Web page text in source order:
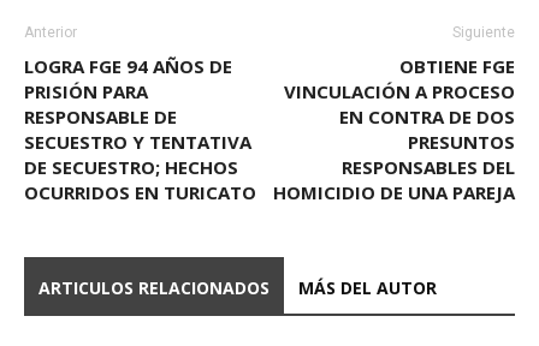
Anterior
LOGRA FGE 94 AÑOS DE
PRISIÓN PARA
RESPONSABLE DE
SECUESTRO Y TENTATIVA
DE SECUESTRO; HECHOS
OCURRIDOS EN TURICATO
Siguiente
OBTIENE FGE
VINCULACIÓN A PROCESO
EN CONTRA DE DOS
PRESUNTOS
RESPONSABLES DEL
HOMICIDIO DE UNA PAREJA
ARTICULOS RELACIONADOS MÁS DEL AUTOR